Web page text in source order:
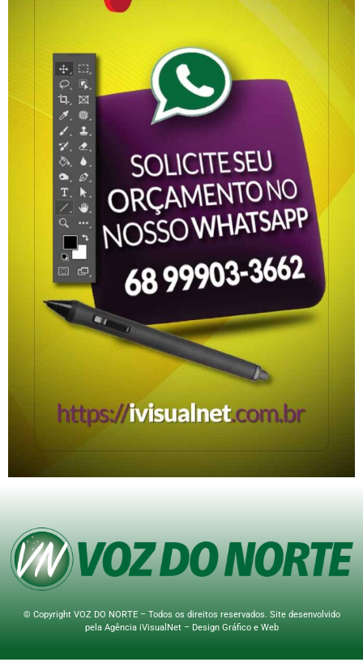
© Copyright VOZ DO NORTE – Todos os direitos reservados. Site desenvolvido
pela Agência iVisualNet – Design Gráfico e Web